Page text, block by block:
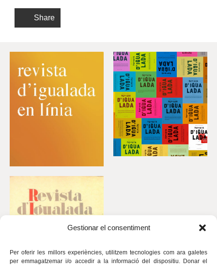
Gestionar el consentiment
Per oferir les millors experiències, utilitzem tecnologies com ara galetes
per emmagatzemar i/o accedir a la informació del dispositiu. Donar el
Share